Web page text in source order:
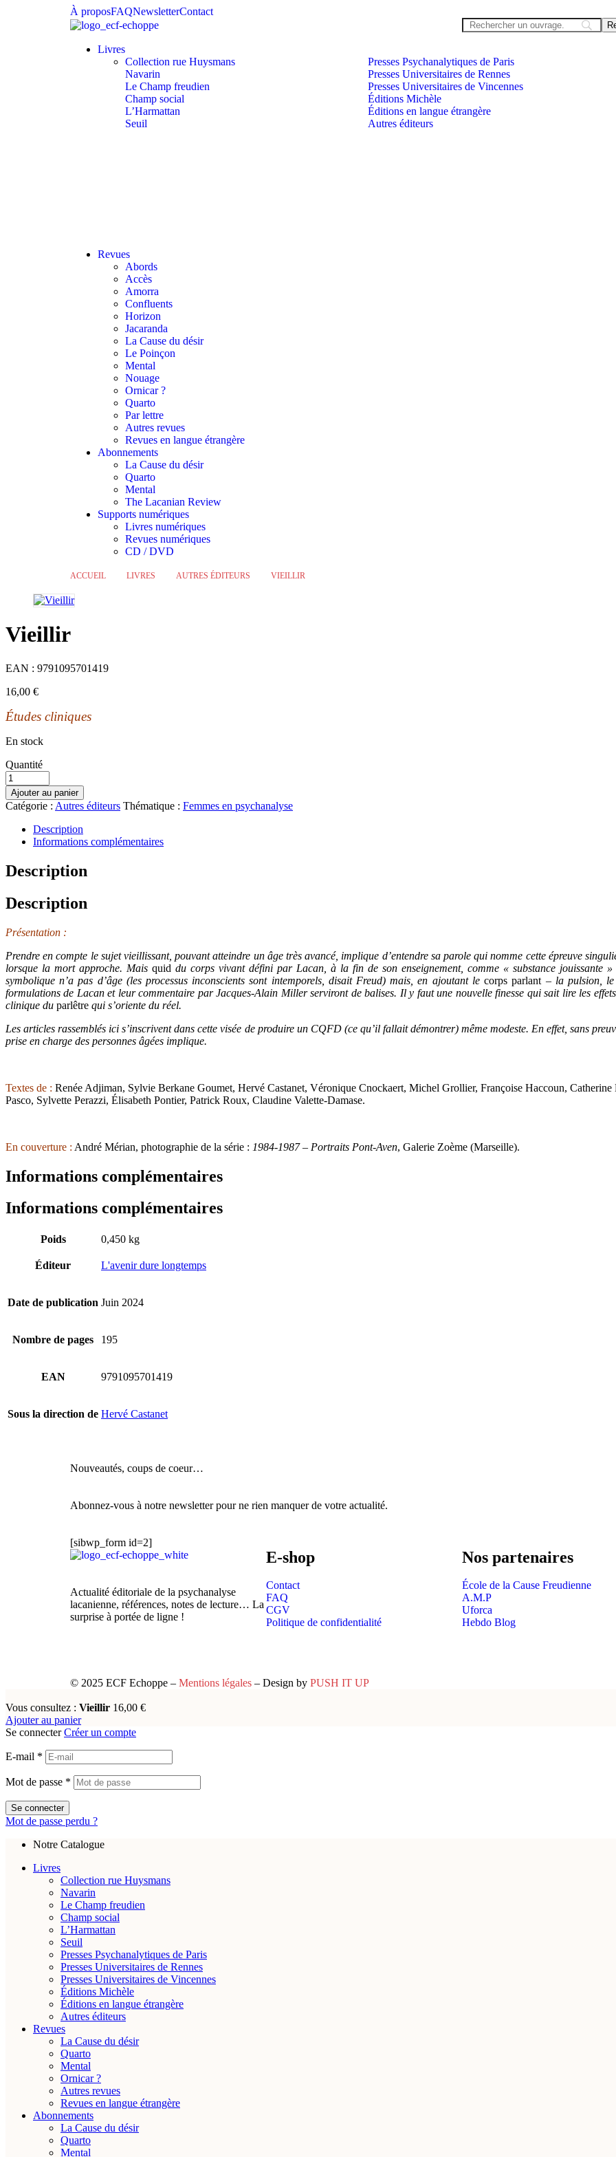
À proposFAQNewsletterContact
Livres
Collection rue Huysmans
Navarin
Le Champ freudien
Champ social
L’Harmattan
Seuil
Presses Psychanalytiques de Paris
Presses Universitaires de Rennes
Presses Universitaires de Vincennes
Éditions Michèle
Éditions en langue étrangère
Autres éditeurs
Revues
Abords
Accès
Amorra
Confluents
Horizon
Jacaranda
La Cause du désir
Le Poinçon
Mental
Nouage
Ornicar ?
Quarto
Par lettre
Autres revues
Revues en langue étrangère
Abonnements
La Cause du désir
Quarto
Mental
The Lacanian Review
Supports numériques
Livres numériques
Revues numériques
CD / DVD
ACCUEIL LIVRES AUTRES ÉDITEURS VIEILLIR
Vieillir
EAN : 9791095701419
16,00 €
Études cliniques
En stock
Quantité
Ajouter au panier
Catégorie : Autres éditeurs Thématique : Femmes en psychanalyse
Description
Informations complémentaires
Description
Description
Présentation :
Prendre en compte le sujet vieillissant, pouvant atteindre un âge très avancé, implique d’entendre sa parole qui nomme cette épreuve
lorsque la mort approche. Mais quid du corps vivant défini par Lacan, à la fin de son enseignement, comme « substance jouissante
symbolique n’a pas d’âge (les processus inconscients sont intemporels, disait Freud) mais, en ajoutant lecorps parlant – la pulsion, le
formulations de Lacan et leur commentaire par Jacques-Alain Miller serviront de balises. Il y faut une nouvelle finesse qui sait lire les
clinique du parlêtre qui s’oriente du réel.
Les articles rassemblés ici s’inscrivent dans cette visée de produire un CQFD (ce qu’il fallait démontrer) même modeste. En effet, sans
prise en charge des personnes âgées implique.
Textes de : Renée Adjiman, Sylvie Berkane Goumet, Hervé Castanet, Véronique Cnockaert, Michel Grollier, Françoise Haccoun,
Pasco, Sylvette Perazzi, Élisabeth Pontier, Patrick Roux, Claudine Valette-Damase.
En couverture : André Mérian, photographie de la série : 1984-1987 – Portraits Pont-Aven, Galerie Zoème (Marseille).
Informations complémentaires
Informations complémentaires
Poids 0,450 kg
Éditeur L'avenir dure longtemps
Date de publication Juin 2024
Nombre de pages 195
EAN 9791095701419
Sous la direction de Hervé Castanet
Nouveautés, coups de coeur…
Abonnez-vous à notre newsletter pour ne rien manquer de votre actualité.
[sibwp_form id=2]
Actualité éditoriale de la psychanalyse
lacanienne, références, notes de lecture… La
surprise à portée de ligne !
E-shop
Contact
FAQ
CGV
Politique de confidentialité
Nos partenaires
École de la Cause Freudienne
A.M.P
Uforca
Hebdo Blog
© 2025 ECF Echoppe – Mentions légales – Design by PUSH IT UP
Vous consultez : Vieillir 16,00 €
Ajouter au panier
Se connecter Créer un compte
E-mail *
Mot de passe *
Se connecter
Mot de passe perdu ?
Notre Catalogue
Livres
Collection rue Huysmans
Navarin
Le Champ freudien
Champ social
L’Harmattan
Seuil
Presses Psychanalytiques de Paris
Presses Universitaires de Rennes
Presses Universitaires de Vincennes
Éditions Michèle
Éditions en langue étrangère
Autres éditeurs
Revues
La Cause du désir
Quarto
Mental
Ornicar ?
Autres revues
Revues en langue étrangère
Abonnements
La Cause du désir
Quarto
Mental